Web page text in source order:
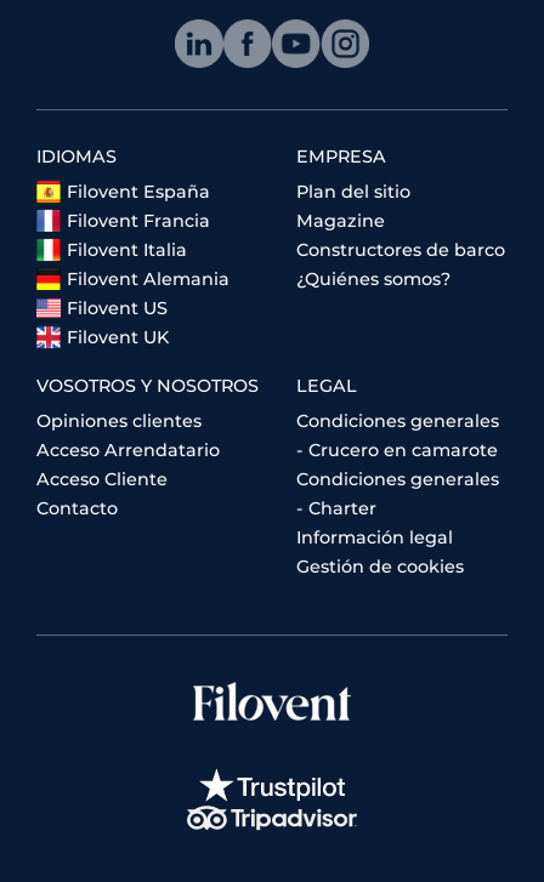
IDIOMAS
Filovent España
Filovent Francia
Filovent Italia
Filovent Alemania
Filovent US
Filovent UK
EMPRESA
Plan del sitio
Magazine
Constructores de barco
¿Quiénes somos?
VOSOTROS Y NOSOTROS
Opiniones clientes
Acceso Arrendatario
Acceso Cliente
Contacto
LEGAL
Condiciones generales
- Crucero en camarote
Condiciones generales
- Charter
Información legal
Gestión de cookies